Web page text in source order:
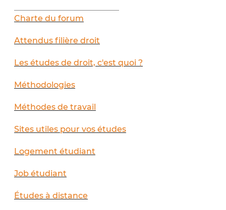
Charte du forum
Attendus filière droit
Les études de droit, c'est quoi ?
Méthodologies
Méthodes de travail
Sites utiles pour vos études
Logement étudiant
Job étudiant
Études à distance